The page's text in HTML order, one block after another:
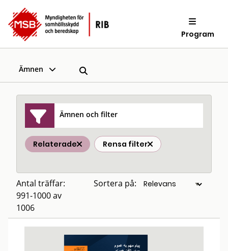
Program
Ämnen
Ämnen och filter
Relaterade Rensa filter
Antal träffar:
991-1000 av
1006
Sortera på: